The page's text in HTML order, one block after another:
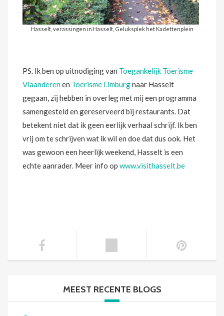
Hasselt, verassingen in Hasselt, Geluksplek het Kadettenplein
PS. Ik ben op uitnodiging van Toegankelijk Toerisme
Vlaanderenen Toerisme Limburgnaar Hasselt
gegaan, zij hebben in overleg met mij een programma
samengesteld en gereserveerd bij restaurants. Dat
betekent niet dat ik geen eerlijk verhaal schrijf. Ik ben
vrij om te schrijven wat ik wil en doe dat dus ook. Het
was gewoon een heerlijk weekend, Hasselt is een
echte aanrader. Meer info op www.visithasselt.be
MEEST RECENTE BLOGS